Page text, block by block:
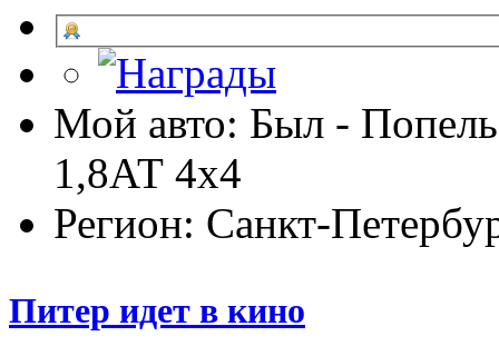
Мой авто: Был -
1,8АТ 4х4
Регион: Санкт-
Питер идет в кино